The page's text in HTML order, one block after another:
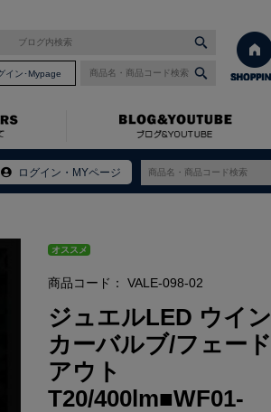
イン･Mypage
ログイン・MYページ
オススメ
商品コード： VALE-098-02
ジュエルLED ウイン
カーバルブ/フェード
アウト
T20/400lm■WF01-